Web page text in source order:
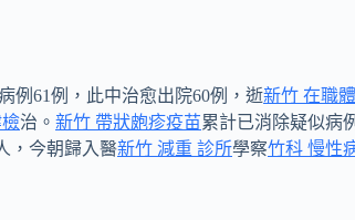
例61例，此中治愈出院60例，逝新竹 在職
治。 新竹 帶狀皰疹疫苗累計已消除疑似病
，今朝歸入醫新竹 減重 診所學察竹科 慢性